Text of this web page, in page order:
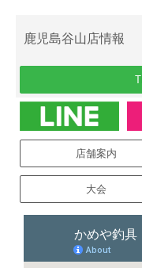
鹿児島谷山店情報
店舗案内
大会